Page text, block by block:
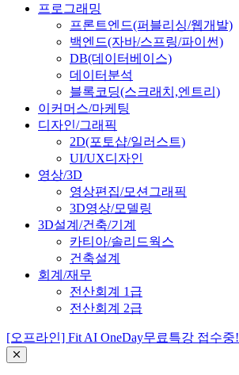
프로그래밍
프론트엔드(퍼블리싱/웹개발)
백엔드(자바/스프링/파이썬)
DB(데이터베이스)
데이터분석
블록코딩(스크래치,엔트리)
이커머스/마케팅
디자인/그래픽
2D(포토샵/일러스트)
UI/UX디자인
영상/3D
영상편집/모션그래픽
3D영상/모델링
3D설계/건축/기계
카티아/솔리드웍스
건축설계
회계/재무
전산회계 1급
전산회계 2급
[오프라인] Fit AI OneDay무료특강 접수중!